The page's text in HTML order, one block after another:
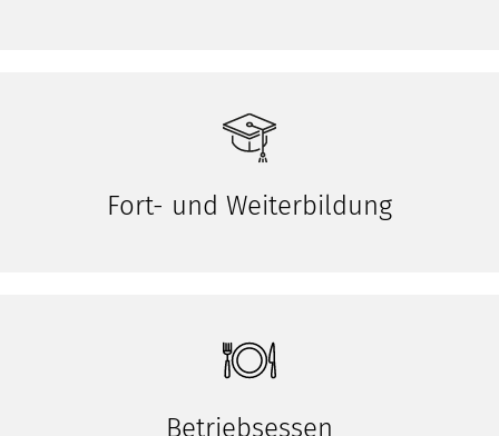
Fort- und Weiterbildung
Betriebsessen